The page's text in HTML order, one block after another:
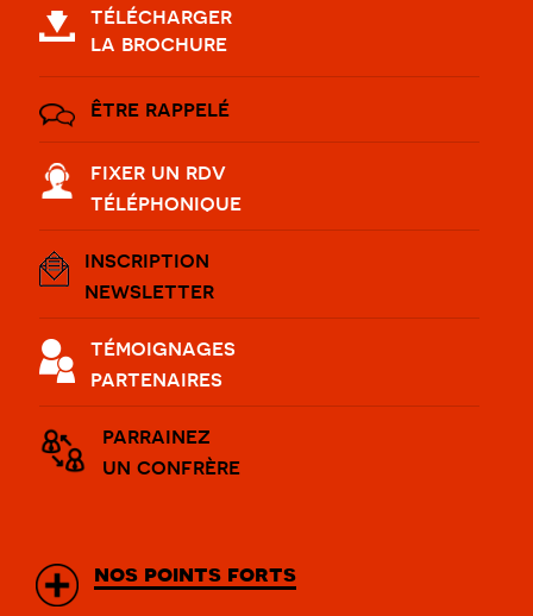
télécharger
la brochure
être rappelé
fixer un rdv
téléphonique
inscription
newsletter
témoignages
partenaires
parrainez
un confrère
nos points forts